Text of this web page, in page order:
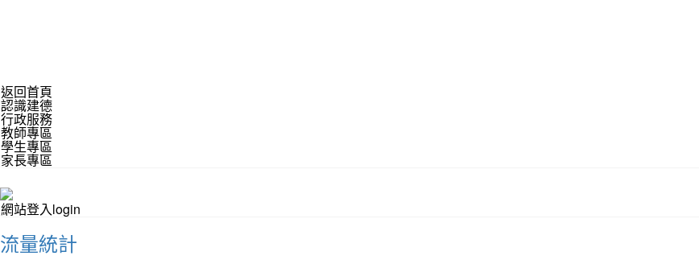
返回首頁
認識建德
行政服務
教師專區
學生專區
家長專區
網站登入login
流量統計